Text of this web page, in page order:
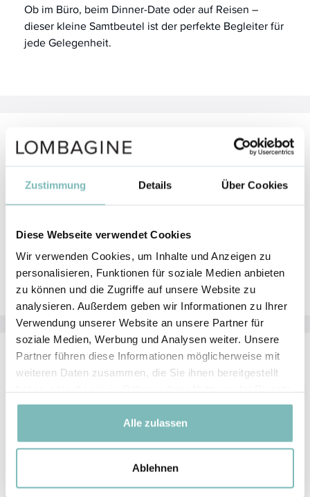
Zustimmung Details Über Cookies
Diese Webseite verwendet Cookies
Wir verwenden Cookies, um Inhalte und Anzeigen zu
personalisieren, Funktionen für soziale Medien anbieten
zu können und die Zugriffe auf unsere Website zu
analysieren. Außerdem geben wir Informationen zu Ihrer
Verwendung unserer Website an unsere Partner für
soziale Medien, Werbung und Analysen weiter. Unsere
Partner führen diese Informationen möglicherweise mit
weiteren Daten zusammen, die Sie ihnen bereitgestellt
gesammelt haben.
Alle zulassen
Ablehnen
Ob im Büro, beim Dinner-Date oder auf Reisen –
dieser kleine Samtbeutel ist der perfekte Begleiter für
jede Gelegenheit.
Anwendung
Öffnen Sie den Samtbeutel und geben Sie den
exclusive powder collection container
Kordelzugs.